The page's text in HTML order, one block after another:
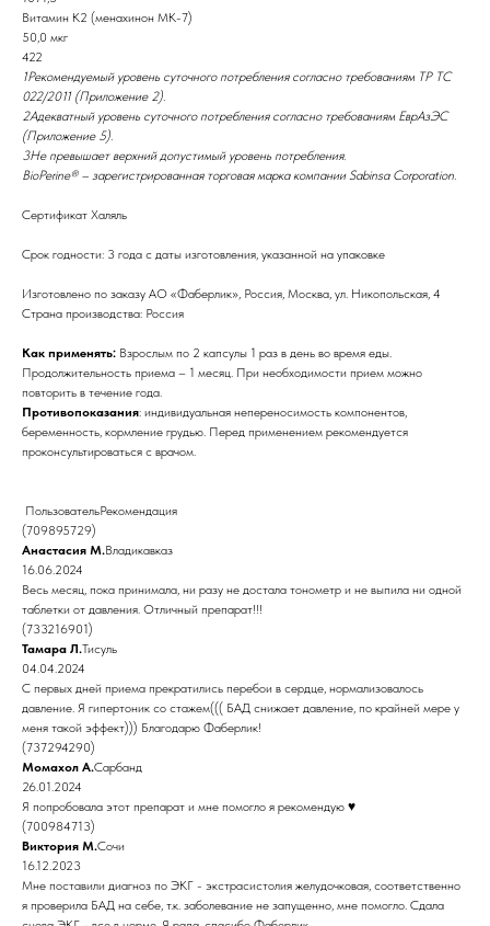
Витамин К2 (менахинон МК-7)
50,0 мкг
422
1Рекомендуемый уровень суточного потребления согласно требованиям ТР ТС
022/2011 (Приложение 2).
2Адекватный уровень суточного потребления согласно требованиям ЕврАзЭС
(Приложение 5).
3Не превышает верхний допустимый уровень потребления.
BioPerine® – зарегистрированная торговая марка компании Sabinsa Corporation.
Сертификат Халяль
Срок годности: 3 года с даты изготовления, указанной на упаковке
Изготовлено по заказу АО «Фаберлик», Россия, Москва, ул. Никопольская, 4
Страна производства: Россия
Как применять: Взрослым по 2 капсулы 1 раз в день во время еды.
Продолжительность приема – 1 месяц. При необходимости прием можно
повторить в течение года.
Противопоказания: индивидуальная непереносимость компонентов,
беременность, кормление грудью. Перед применением рекомендуется
проконсультироваться с врачом.
ПользовательРекомендация
(709895729)
Анастасия М.Владикавказ
16.06.2024
Весь месяц, пока принимала, ни разу не достала тонометр и не выпила ни одной
таблетки от давления. Отличный препарат!!!
(733216901)
Тамара Л.Тисуль
04.04.2024
С первых дней приема прекратились перебои в сердце, нормализовалось
давление. Я гипертоник со стажем((( БАД снижает давление, по крайней мере у
меня такой эффект))) Благодарю Фаберлик!
(737294290)
Момахол А.Сарбанд
26.01.2024
Я попробовала этот препарат и мне помогло я рекомендую ♥️
(700984713)
Виктория М.Сочи
16.12.2023
Мне поставили диагноз по ЭКГ - экстрасистолия желудочковая, соответственно
я проверила БАД на себе, т.к. заболевание не запущенно, мне помогло. Сдала